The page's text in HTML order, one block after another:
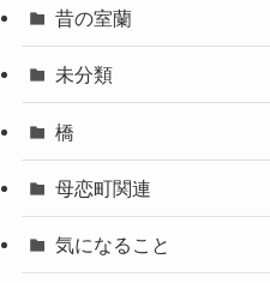
昔の室蘭
未分類
橋
母恋町関連
気になること